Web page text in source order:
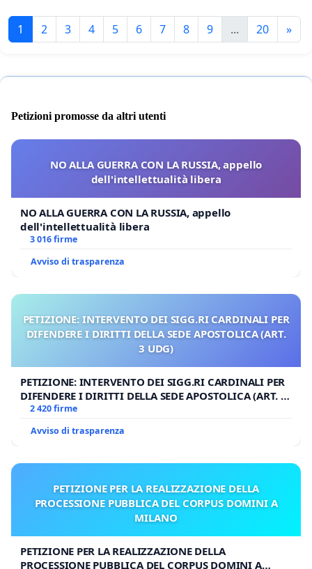
1 2 3 4 5 6 7 8 9 ... 20 »
Petizioni promosse da altri utenti
NO ALLA GUERRA CON LA RUSSIA, appello
dell'intellettualità libera
NO ALLA GUERRA CON LA RUSSIA, appello
dell'intellettualità libera
3 016 firme
Avviso di trasparenza
PETIZIONE: INTERVENTO DEI SIGG.RI CARDINALI PER
DIFENDERE I DIRITTI DELLA SEDE APOSTOLICA (ART.
3 UDG)
PETIZIONE: INTERVENTO DEI SIGG.RI CARDINALI PER
DIFENDERE I DIRITTI DELLA SEDE APOSTOLICA (ART. 3
UDG)
2 420 firme
Avviso di trasparenza
PETIZIONE PER LA REALIZZAZIONE DELLA
PROCESSIONE PUBBLICA DEL CORPUS DOMINI A
MILANO
PETIZIONE PER LA REALIZZAZIONE DELLA
PROCESSIONE PUBBLICA DEL CORPUS DOMINI A